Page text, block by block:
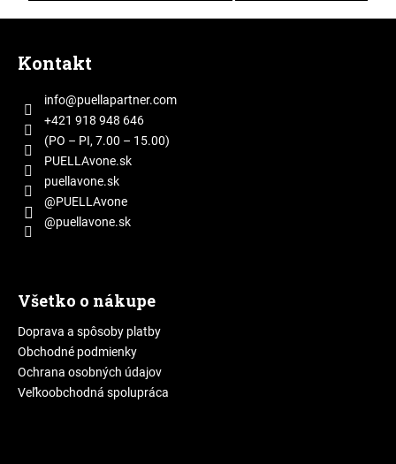
Kontakt
info@puellapartner.com
+421 918 948 646
(PO – PI, 7.00 – 15.00)
PUELLAvone.sk
puellavone.sk
@PUELLAvone
@puellavone.sk
Všetko o nákupe
Doprava a spôsoby platby
Obchodné podmienky
Ochrana osobných údajov
Veľkoobchodná spolupráca